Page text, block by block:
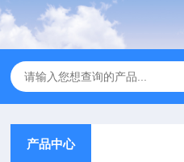
产品中心